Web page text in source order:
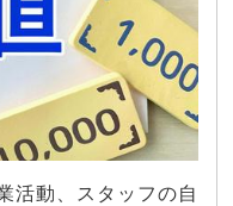
活動、スタッフの自